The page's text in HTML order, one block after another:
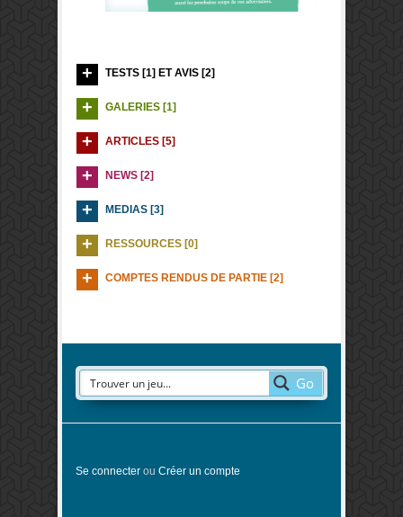
TESTS [1] ET AVIS [2]
GALERIES [1]
ARTICLES [5]
NEWS [2]
MEDIAS [3]
RESSOURCES [0]
COMPTES RENDUS DE PARTIE [2]
Go
Se connecter ou Créer un compte